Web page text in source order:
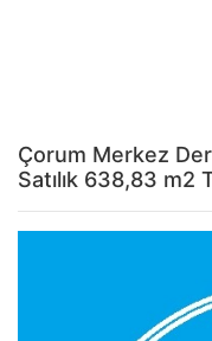
Çorum Merkez
Satılık 638,83 m2